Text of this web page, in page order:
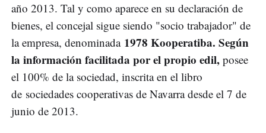
año 2013. Tal y como aparece en su declaración de
bienes, el concejal sigue siendo "socio trabajador" de
la empresa, denominada 1978 Kooperatiba. Según
la información facilitada por el propio edil, posee
el 100% de la sociedad, inscrita en el libro
de sociedades cooperativas de Navarra desde el 7 de
junio de 2013.